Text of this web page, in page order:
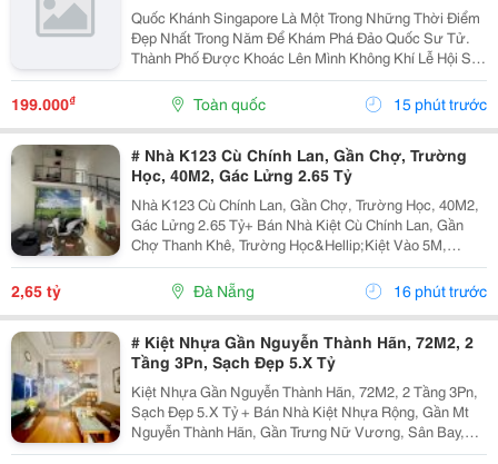
Quốc Khánh Singapore Là Một Trong Những Thời Điểm
Đẹp Nhất Trong Năm Để Khám Phá Đảo Quốc Sư Tử.
Thành Phố Được Khoác Lên Mình Không Khí Lễ Hội Sôi
Động Với Hàng Loạt Sự Kiện Đặc Sắc, Những Màn
Trình Diễn Ánh Sáng Ấn Tượng Và Màn Pháo Hoa Rực
Rỡ Trên...
199.000₫ Toàn quốc 15 phút trước
# Nhà K123 Cù Chính Lan, Gần Chợ, Trường
Học, 40M2, Gác Lửng 2.65 Tỷ
Nhà K123 Cù Chính Lan, Gần Chợ, Trường Học, 40M2,
Gác Lửng 2.65 Tỷ+ Bán Nhà Kiệt Cù Chính Lan, Gần
Chợ Thanh Khê, Trường Học&Hellip;Kiệt Vào 5M,
Trước Nhà 2.5M, Dễ Đi, Gần Kiệt Ô Tô.+ Dt 39M2,
Ngang 4M, Gác Lửng Sẽ, 2Pn 2Wc+ Giá Bán 2.65 Tỷalo
2,65 tỷ Đà Nẵng 16 phút trước
# Kiệt Nhựa Gần Nguyễn Thành Hãn, 72M2, 2
Tầng 3Pn, Sạch Đẹp 5.X Tỷ
Kiệt Nhựa Gần Nguyễn Thành Hãn, 72M2, 2 Tầng 3Pn,
Sạch Đẹp 5.X Tỷ + Bán Nhà Kiệt Nhựa Rộng, Gần Mt
Nguyễn Thành Hãn, Gần Trưng Nữ Vương, Sân Bay,
Nguyễn Hữu Thọ&Hellip;Kiệt Trước Nhà Đổ Nhựa 4.5M